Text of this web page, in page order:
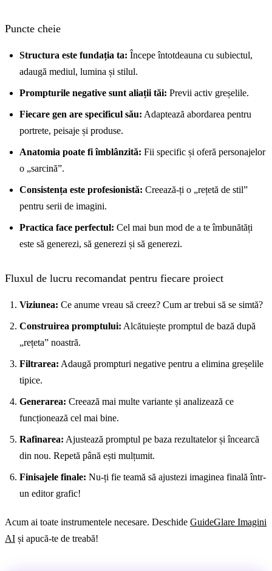
Puncte cheie
Structura este fundația ta: Începe întotdeauna cu subiectul,
adaugă mediul, lumina și stilul.
Prompturile negative sunt aliații tăi: Previi activ greșelile.
Fiecare gen are specificul său: Adaptează abordarea pentru
portrete, peisaje și produse.
Anatomia poate fi îmblânzită: Fii specific și oferă personajelor
o „sarcină”.
Consistența este profesionistă: Creează-ți o „rețetă de stil”
pentru serii de imagini.
Practica face perfectul: Cel mai bun mod de a te îmbunătăți
este să generezi, să generezi și să generezi.
Fluxul de lucru recomandat pentru fiecare proiect
Viziunea: Ce anume vreau să creez? Cum ar trebui să se simtă?
Construirea promptului: Alcătuiește promptul de bază după
„rețeta” noastră.
Filtrarea: Adaugă prompturi negative pentru a elimina greșelile
tipice.
Generarea: Creează mai multe variante și analizează ce
funcționează cel mai bine.
Rafinarea: Ajustează promptul pe baza rezultatelor și încearcă
din nou. Repetă până ești mulțumit.
Finisajele finale: Nu-ți fie teamă să ajustezi imaginea finală într-
un editor grafic!
Acum ai toate instrumentele necesare. Deschide GuideGlare Imagini
AI și apucă-te de treabă!